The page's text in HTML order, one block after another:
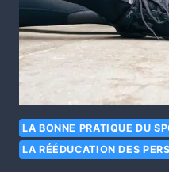
LA BONNE PRATIQUE DU
LA RÉÉDUCATION DES